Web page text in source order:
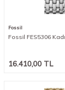
Fossil
Fossil FES5306
16.410,00 TL